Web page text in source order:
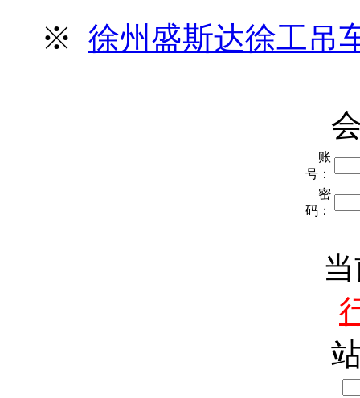
※ 徐州盛斯达徐工吊
账
号：
密
码：